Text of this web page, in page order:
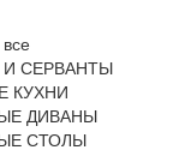
СЕРВАНТЫ
КУХНИ
ДИВАНЫ
СТОЛЫ